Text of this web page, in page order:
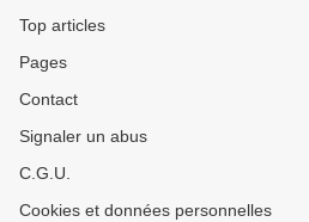
Top articles
Pages
Contact
Signaler un abus
C.G.U.
Cookies et données personnelles